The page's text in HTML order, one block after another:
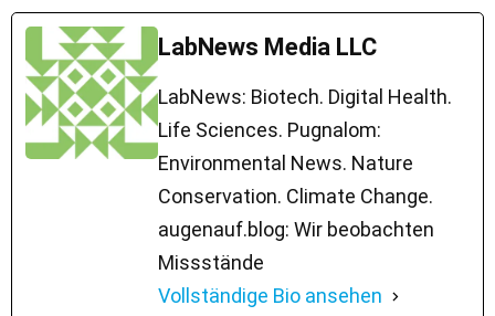
LabNews Media LLC
LabNews: Biotech. Digital Health.
Life Sciences. Pugnalom:
Environmental News. Nature
Conservation. Climate Change.
augenauf.blog: Wir beobachten
Missstände
Vollständige Bio ansehen